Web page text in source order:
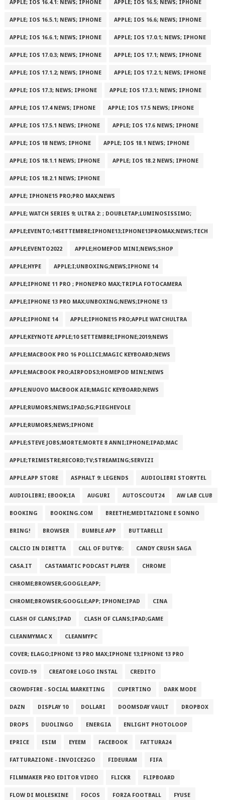
APPLE; IOS 16.4.1: NEWS; IPHONE APPLE; IOS 16.5; NEWS; IPHONE
APPLE; IOS 16.5.1; NEWS; IPHONE APPLE; IOS 16.6; NEWS; IPHONE
APPLE; IOS 16.6.1; NEWS; IPHONE APPLE; IOS 17.0.1; NEWS; IPHONE
APPLE; IOS 17.0.3; NEWS; IPHONE APPLE; IOS 17.1; NEWS; IPHONE
APPLE; IOS 17.1.2; NEWS; IPHONE APPLE; IOS 17.2.1; NEWS; IPHONE
APPLE; IOS 17.3; NEWS; IPHONE APPLE; IOS 17.3.1; NEWS; IPHONE
APPLE; IOS 17.4 NEWS; IPHONE APPLE; IOS 17.5 NEWS; IPHONE
APPLE; IOS 17.5.1 NEWS; IPHONE APPLE; IOS 17.6 NEWS; IPHONE
APPLE; IOS 18 NEWS; IPHONE APPLE; IOS 18.1 NEWS; IPHONE
APPLE; IOS 18.1.1 NEWS; IPHONE APPLE; IOS 18.2 NEWS; IPHONE
APPLE; IOS 18.2.1 NEWS; IPHONE
APPLE; IPHONE15 PRO;PRO MAX;NEWS
APPLE; WATCH SERIES 9; ULTRA 2: ; DOUBLETAP;LUMINOSISSIMO;
APPLE;EVENTO;14SETTEMBRE;IPHONE13;IPHONE13PROMAX;NEWS;TECH
APPLE;EVENTO2022 APPLE;HOMEPOD MINI;NEWS;SHOP
APPLE;HYPE APPLE;I;UNBOXING;NEWS;IPHONE 14
APPLE;IPHONE 11 PRO ; PHONEPRO MAX;TRIPLA FOTOCAMERA
APPLE;IPHONE 13 PRO MAX;UNBOXING;NEWS;IPHONE 13
APPLE;IPHONE 14 APPLE;IPHONE15 PRO;APPLE WATCHULTRA
APPLE;KEYNOTE APPLE;10 SETTEMBRE;IPHONE;2019;NEWS
APPLE;MACBOOK PRO 16 POLLICI;MAGIC KEYBOARD;NEWS
APPLE;MACBOOK PRO;AIRPODS3;HOMEPOD MINI;NEWS
APPLE;NUOVO MACBOOK AIR;MAGIC KEYBOARD;NEWS
APPLE;RUMORS;NEWS;IPAD;5G;PIEGHEVOLE
APPLE;RUMORS;NEWS;IPHONE
APPLE;STEVE JOBS;MORTE;MORTE 8 ANNI;IPHONE;IPAD;MAC
APPLE;TRIMESTRE;RECORD;TV;STREAMING;SERVIZI
APPLE.APP STORE ASPHALT 9: LEGENDS AUDIOLIBRI STORYTEL
AUDIOLIBRI; EBOOK;IA AUGURI AUTOSCOUT24 AW LAB CLUB
BOOKING BOOKING.COM BREETHE;MEDITAZIONE E SONNO
BRING! BROWSER BUMBLE APP BUTTARELLI
CALCIO IN DIRETTA CALL OF DUTY®: CANDY CRUSH SAGA
CASA.IT CASTAMATIC PODCAST PLAYER CHROME
CHROME;BROWSER;GOOGLE;APP;
CHROME;BROWSER;GOOGLE;APP; IPHONE;IPAD CINA
CLASH OF CLANS;IPAD CLASH OF CLANS;IPAD;GAME
CLEANMYMAC X CLEANMYPC
COVER; ELAGO;IPHONE 13 PRO MAX;IPHONE 13;IPHONE 13 PRO
COVID-19 CREATORE LOGO INSTAL CREDITO
CROWDFIRE - SOCIAL MARKETING CUPERTINO DARK MODE
DAZN DISPLAY 10 DOLLARI DOOMSDAY VAULT DROPBOX
DROPS DUOLINGO ENERGIA ENLIGHT PHOTOLOOP
EPRICE ESIM EYEEM FACEBOOK FATTURA24
FATTURAZIONE - INVOICE2GO FIDEURAM FIFA
FILMMAKER PRO EDITOR VIDEO FLICKR FLIPBOARD
FLOW DI MOLESKINE FOCOS FORZA FOOTBALL FYUSE